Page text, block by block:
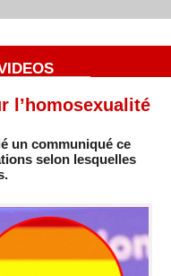
l’homosexualité
un communiqué ce
selon lesquelles